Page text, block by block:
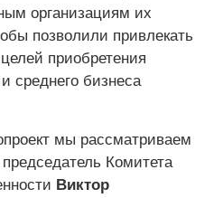
организациям их
позволили привлекать
приобретения
среднего бизнеса
мы рассматриваем
Комитета
Виктор